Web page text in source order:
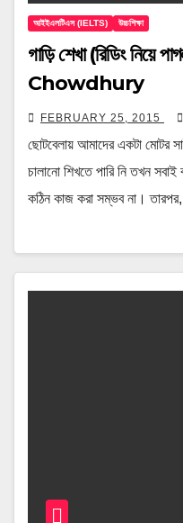
আইইএলটিএস (IELTS) উচ্চশিক্ষা
গাড়ি শেখা (রিডিং
Chowdhury
FEBRUARY 25, 2015
ছোটবেলায় আমাদের একটা মোটর
চালানো শিখতে পারি নি তখন
কঠিন কাজ করা সম্ভব না।